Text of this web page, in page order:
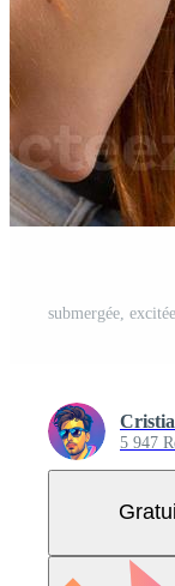
5 947